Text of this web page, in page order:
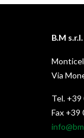
B.M s.r.l.
Via
Tel. +39
Fax +39